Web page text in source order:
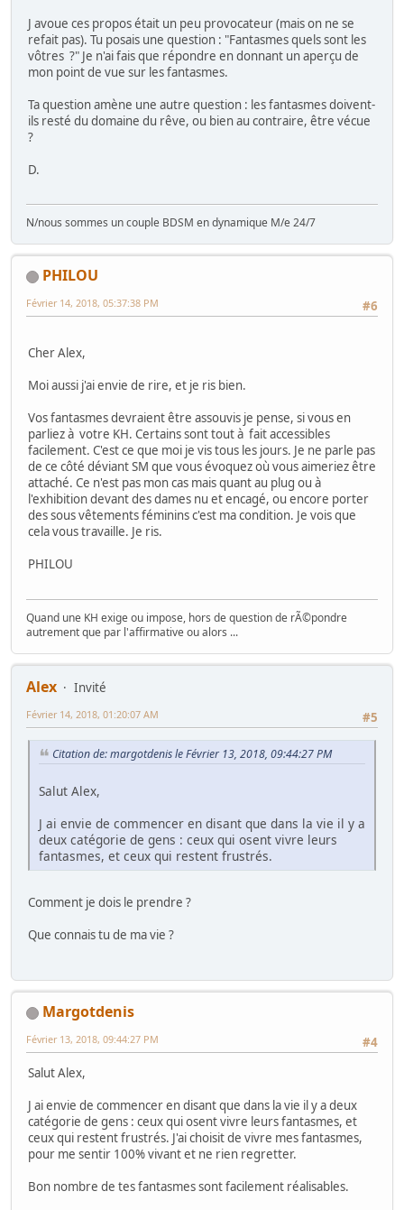
J avoue ces propos était un peu provocateur (mais on ne se
refait pas). Tu posais une question : "Fantasmes quels sont les
vôtres ?" Je n'ai fais que répondre en donnant un aperçu de
mon point de vue sur les fantasmes.
Ta question amène une autre question : les fantasmes doivent-
ils resté du domaine du rêve, ou bien au contraire, être vécue
?
D.
N/nous sommes un couple BDSM en dynamique M/e 24/7
PHILOU
#6
Février 14, 2018, 05:37:38 PM
Cher Alex,
Moi aussi j'ai envie de rire, et je ris bien.
Vos fantasmes devraient être assouvis je pense, si vous en
parliez à votre KH. Certains sont tout à fait accessibles
facilement. C'est ce que moi je vis tous les jours. Je ne parle pas
de ce côté déviant SM que vous évoquez où vous aimeriez être
attaché. Ce n'est pas mon cas mais quant au plug ou à
l'exhibition devant des dames nu et encagé, ou encore porter
des sous vêtements féminins c'est ma condition. Je vois que
cela vous travaille. Je ris.
PHILOU
Quand une KH exige ou impose, hors de question de rÃ©pondre
autrement que par l'affirmative ou alors ...
Alex
Invité
#5
Février 14, 2018, 01:20:07 AM
Citation de: margotdenis le Février 13, 2018, 09:44:27 PM
Salut Alex,
J ai envie de commencer en disant que dans la vie il y a
deux catégorie de gens : ceux qui osent vivre leurs
fantasmes, et ceux qui restent frustrés.
Comment je dois le prendre ?
Que connais tu de ma vie ?
Margotdenis
#4
Février 13, 2018, 09:44:27 PM
Salut Alex,
J ai envie de commencer en disant que dans la vie il y a deux
catégorie de gens : ceux qui osent vivre leurs fantasmes, et
ceux qui restent frustrés. J'ai choisit de vivre mes fantasmes,
pour me sentir 100% vivant et ne rien regretter.
Bon nombre de tes fantasmes sont facilement réalisables.